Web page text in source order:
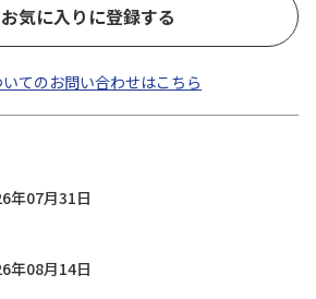
お気に入りに登録する
てのお問い合わせはこちら
年07月31日
年08月14日